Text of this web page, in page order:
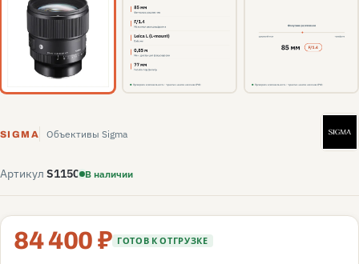
SIGMA Объективы Sigma S
Артикул S1150 В наличии
84 400 ₽ ГОТОВ К ОТГРУЗКЕ